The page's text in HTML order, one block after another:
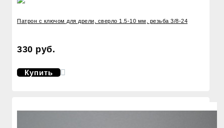
Патрон с ключом для дрели, сверло 1.5-10 мм, резьба 3/8-24
330 руб.
Купить